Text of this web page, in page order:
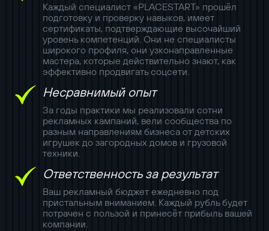
Каждый специалист «PLACESTART» прошёл
подготовку и проверку навыков, имеет
сертификаты, подтверждающие высочайший
уровень компетенций. Они не специалисты
широкого профиля, они узконаправленные
мастера, которые действительно знают, как
эффективно продвигать соцсети.
Несравнимый опыт
За годы практики мы реализовали сотни
рекламных кампаний, вели сообщества по
разным направлениям бизнеса от детских
игрушек до загородных домов и грузовой
техники.
Ответственность за результат
Ваш рекламный бюджет ежедневно под
пристальным вниманием. Каждый рубль будет
потрачен с пользой и принесёт прибыль вашей
компании.